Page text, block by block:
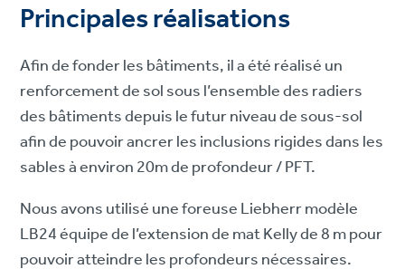
Principales réalisations
Afin de fonder les bâtiments, il a été réalisé un
renforcement de sol sous l’ensemble des radiers
des bâtiments depuis le futur niveau de sous-sol
afin de pouvoir ancrer les inclusions rigides dans les
sables à environ 20m de profondeur / PFT.
Nous avons utilisé une foreuse Liebherr modèle
LB24 équipe de l’extension de mat Kelly de 8 m pour
pouvoir atteindre les profondeurs nécessaires.